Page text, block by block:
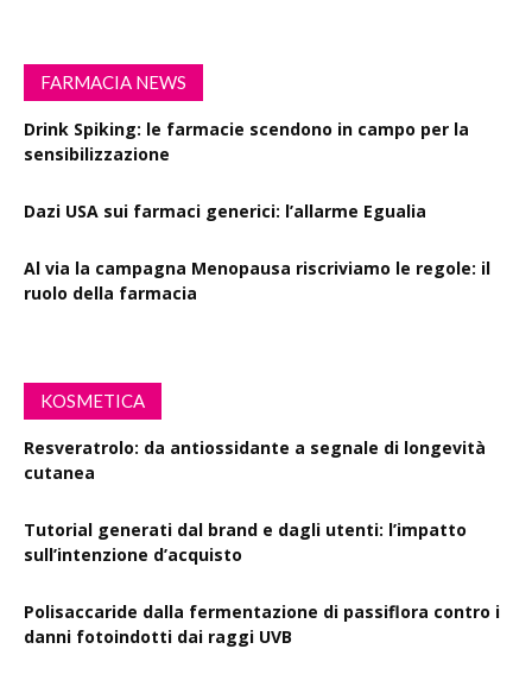
FARMACIA NEWS
Drink Spiking: le farmacie scendono in campo per la
sensibilizzazione
Dazi USA sui farmaci generici: l’allarme Egualia
Al via la campagna Menopausa riscriviamo le regole: il
ruolo della farmacia
KOSMETICA
Resveratrolo: da antiossidante a segnale di longevità
cutanea
Tutorial generati dal brand e dagli utenti: l’impatto
sull’intenzione d’acquisto
Polisaccaride dalla fermentazione di passiflora contro i
danni fotoindotti dai raggi UVB